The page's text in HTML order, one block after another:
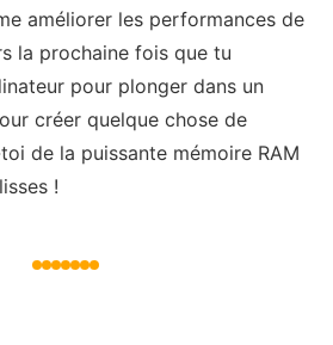
améliorer les performances de
la prochaine fois que tu
pour plonger dans un
créer quelque chose de
de la puissante mémoire RAM
!